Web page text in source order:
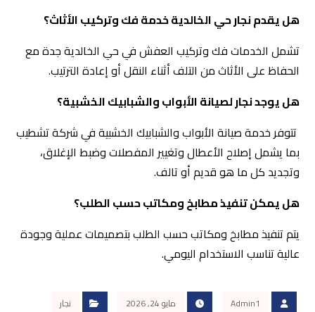
هل يقدم نجار حي الخالدية خدمة فك وتركيب الأثاث؟
تشمل الخدمات فك وتركيب العفش في حي الخالدية جدة مع
الحفاظ على الأثاث من التلف أثناء النقل أو إعادة الترتيب.
هل يوجد نجار لصيانة الأبواب والشبابيك الخشبية؟
تتوفر خدمة صيانة الأبواب والشبابيك الخشبية في شركة تشطيب
بما يشمل إصلاح الأعطال وتغيير المفصلات وضبط الإغلاق،
وتجديد كل ما هو قديم أو تالف.
هل يمكن تنفيذ مطابخ ومكاتب حسب الطلب؟
يتم تنفيذ مطابخ ومكاتب حسب الطلب بتصميمات عملية وجودة
عالية تناسب الاستخدام اليومي.
Admin1 مايو 24, 2026 نجار